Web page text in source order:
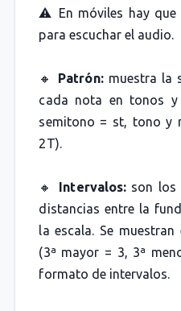
⚠️ En móviles hay que
para escuchar el audio.
🔸 Patrón:muestra la
cada nota en tonos
semitono = st, tono y
2T).
🔸 Intervalos:son los
distancias entre la
la escala. Se
(3ª mayor = 3, 3ª
formato de intervalos.